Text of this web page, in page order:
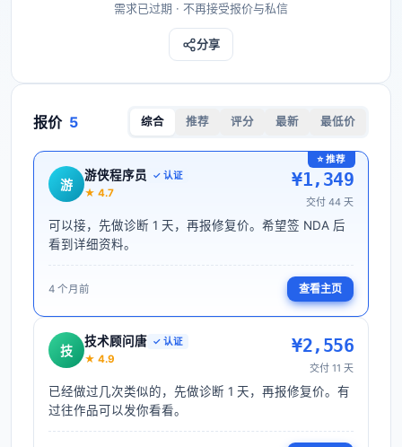
需求已过期 · 不再接受报价与私信
分享
报价 5 综合 推荐 评分 最新 最低价
⭐ 推荐
游
游侠程序员 ✓ 认证
★ 4.7
¥1,349
交付 44 天
可以接，先做诊断 1 天，再报修复价。希望签 NDA 后
看到详细资料。
4 个月前 查看主页
技
技术顾问唐 ✓ 认证
★ 4.9
¥2,556
交付 11 天
已经做过几次类似的，先做诊断 1 天，再报修复价。有
过往作品可以发你看看。